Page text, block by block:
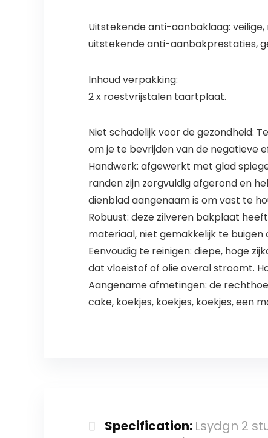
Uitstekende anti-aanbaklaag:
uitstekende anti-aanbakprestaties,
Inhoud verpakking:
2 x roestvrijstalen taartplaat.
Niet schadelijk voor de gezondheid:
om je te bevrijden van de negatieve
Handwerk: afgewerkt met glad
randen zijn zorgvuldig afgerond en
dienblad aangenaam is om vast te
Robuust: deze zilveren bakplaat
materiaal, niet gemakkelijk te
Eenvoudig te reinigen: diepe, hoge
dat vloeistof of olie overal stroomt.
Aangename afmetingen: de
cake, koekjes, koekjes, koekjes, een
Specification: Lsydgn 2